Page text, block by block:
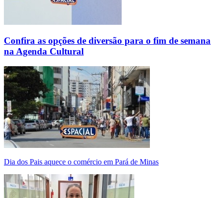
Confira as opções de diversão para o fim de semana
na Agenda Cultural
Dia dos Pais aquece o comércio em Pará de Minas